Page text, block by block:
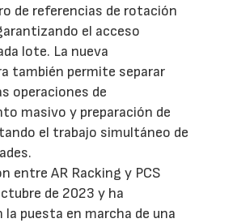
de referencias de rotación
el acceso
lote. La nueva
también permite separar
operaciones de
masivo y preparación de
el trabajo simultáneo de
entre AR Racking y PCS
de 2023 y ha
la puesta en marcha de una